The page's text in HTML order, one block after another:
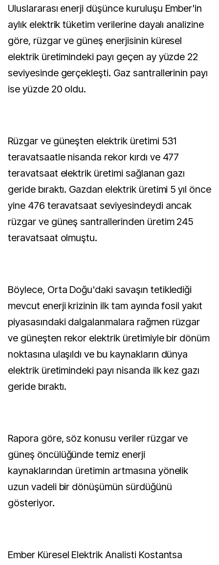
Uluslararası enerji düşünce kuruluşu Ember'in
aylık elektrik tüketim verilerine dayalı analizine
göre, rüzgar ve güneş enerjisinin küresel
elektrik üretimindeki payı geçen ay yüzde 22
seviyesinde gerçekleşti. Gaz santrallerinin payı
ise yüzde 20 oldu.
Rüzgar ve güneşten elektrik üretimi 531
teravatsaatle nisanda rekor kırdı ve 477
teravatsaat elektrik üretimi sağlanan gazı
geride bıraktı. Gazdan elektrik üretimi 5 yıl önce
yine 476 teravatsaat seviyesindeydi ancak
rüzgar ve güneş santrallerinden üretim 245
teravatsaat olmuştu.
Böylece, Orta Doğu'daki savaşın tetiklediği
mevcut enerji krizinin ilk tam ayında fosil yakıt
piyasasındaki dalgalanmalara rağmen rüzgar
ve güneşten rekor elektrik üretimiyle bir dönüm
noktasına ulaşıldı ve bu kaynakların dünya
elektrik üretimindeki payı nisanda ilk kez gazı
geride bıraktı.
Rapora göre, söz konusu veriler rüzgar ve
güneş öncülüğünde temiz enerji
kaynaklarından üretimin artmasına yönelik
uzun vadeli bir dönüşümün sürdüğünü
gösteriyor.
Ember Küresel Elektrik Analisti Kostantsa